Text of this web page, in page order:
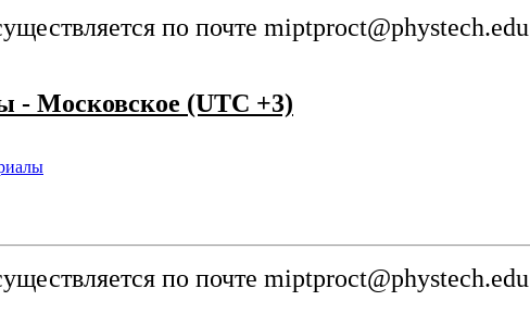
по почте miptproct@phystech.edu
- Московское (UTC +3)
по почте miptproct@phystech.edu